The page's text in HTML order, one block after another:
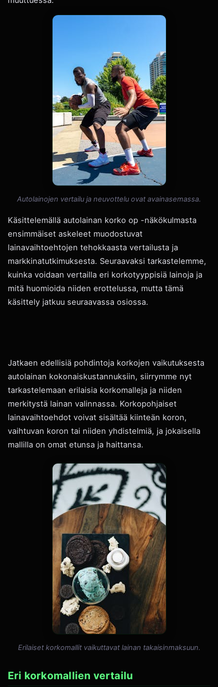
Autolainojen vertailu ja neuvottelu ovat avainasemassa.
Käsittelemällä autolainan korko op -näkökulmasta
ensimmäiset askeleet muodostuvat
lainavaihtoehtojen tehokkaasta vertailusta ja
markkinatutkimuksesta. Seuraavaksi tarkastelemme,
kuinka voidaan vertailla eri korkotyyppisiä lainoja ja
mitä huomioida niiden erottelussa, mutta tämä
käsittely jatkuu seuraavassa osiossa.
Jatkaen edellisiä pohdintoja korkojen vaikutuksesta
autolainan kokonaiskustannuksiin, siirrymme nyt
tarkastelemaan erilaisia korkomalleja ja niiden
merkitystä lainan valinnassa. Korkopohjaiset
lainavaihtoehdot voivat sisältää kiinteän koron,
vaihtuvan koron tai niiden yhdistelmiä, ja jokaisella
mallilla on omat etunsa ja haittansa.
Erilaiset korkomallit vaikuttavat lainan takaisinmaksuun.
Eri korkomallien vertailu